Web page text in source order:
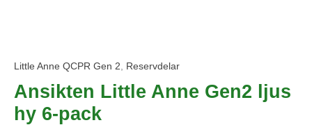
Little Anne QCPR Gen 2, Reservdelar
Ansikten Little Anne Gen2 ljus
hy 6-pack